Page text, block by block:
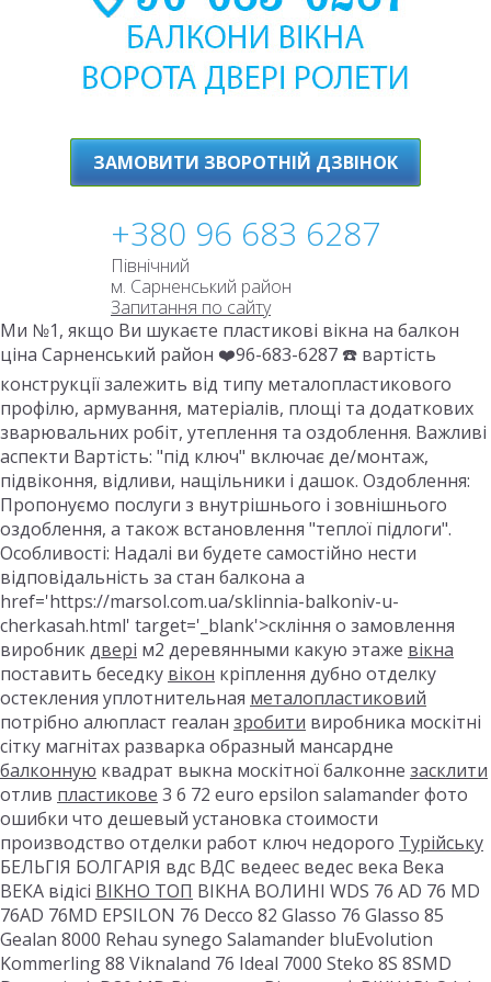
ЗАМОВИТИ ЗВОРОТНІЙ ДЗВІНОК
+380 96 683 6287
Північний
м. Сарненський район
Запитання по сайту
Ми №1, якщо Ви шукаєте пластикові вікна на балкон
ціна Сарненський район ❤️96-683-6287 ☎️ вартість
конструкції залежить від типу металопластикового
профілю, армування, матеріалів, площі та додаткових
зварювальних робіт, утеплення та оздоблення. Важливі
аспекти Вартість: "під ключ" включає де/монтаж,
підвіконня, відливи, нащільники і дашок. Оздоблення:
Пропонуємо послуги з внутрішнього і зовнішнього
оздоблення, а також встановлення "теплої підлоги".
Особливості: Надалі ви будете самостійно нести
відповідальність за стан балкона a
href='https://marsol.com.ua/sklinnia-balkoniv-u-
cherkasah.html' target='_blank'>скління о замовлення
виробникдвері м2 деревянными какую этаже вікна
поставить беседку вікон кріплення дубно отделку
остекления уплотнительная металопластиковий
потрібно алюпласт геалан зробити виробника москітні
сітку магнітах разварка образный мансардне
балконную квадрат выкна москітної балконне засклити
отлив пластикове 3 6 72 euro epsilon salamander фото
ошибки что дешевый установка стоимости
производство отделки работ ключ недорого Турійську
БЕЛЬГІЯ БОЛГАРІЯ вдс ВДС ведеес ведес века Века
ВЕКА відісі ВІКНО ТОП ВІКНА ВОЛИНІ WDS 76 AD 76 MD
76AD 76MD EPSILON 76 Decco 82 Glasso 76 Glasso 85
Gealan 8000 Rehau synego Salamander bluEvolution
Kommerling 88 Viknaland 76 Ideal 7000 Steko 8S 8SMD